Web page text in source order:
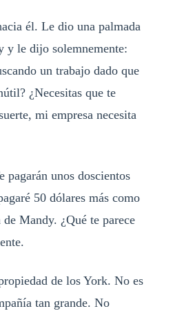
él. Le dio una palmada
y le dijo solemnemente:
un trabajo dado que
¿Necesitas que te
mi empresa necesita
pagarán unos doscientos
50 dólares más como
Mandy. ¿Qué te parece
de los York. No es
tan grande. No